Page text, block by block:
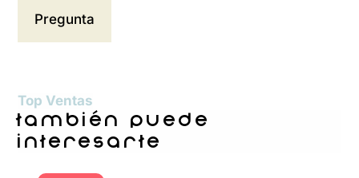
Top Ventas
también puede
interesarte